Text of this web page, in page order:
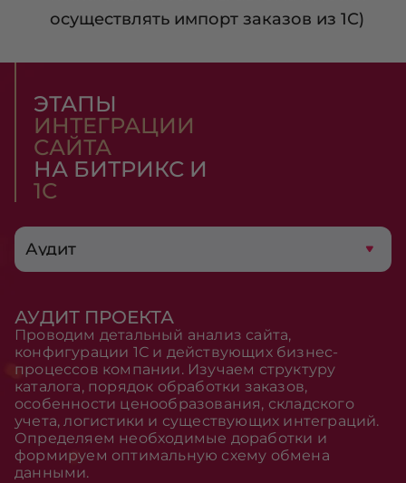
осуществлять импорт заказов из 1С)
ЭТАПЫ
ИНТЕГРАЦИИ
САЙТА
НА БИТРИКС И
1С
Аудит
АУДИТ ПРОЕКТА
Проводим детальный анализ сайта,
конфигурации 1С и действующих бизнес-
процессов компании. Изучаем структуру
каталога, порядок обработки заказов,
особенности ценообразования, складского
учета, логистики и существующих интеграций.
Определяем необходимые доработки и
формируем оптимальную схему обмена
данными.